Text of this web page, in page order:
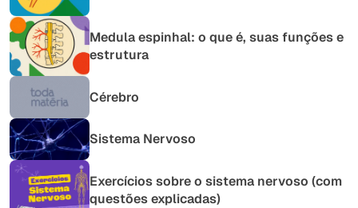
Medula espinhal: o que é, suas funções e
estrutura
Cérebro
Sistema Nervoso
Exercícios sobre o sistema nervoso (com
questões explicadas)